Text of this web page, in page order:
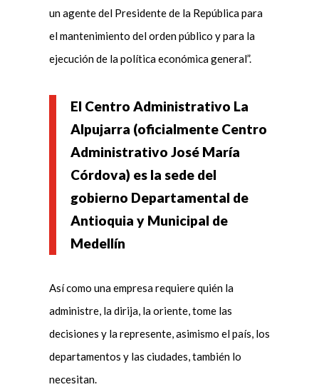
un agente del Presidente de la República para
el mantenimiento del orden público y para la
ejecución de la política económica general”.
El Centro Administrativo La
Alpujarra (oficialmente Centro
Administrativo José María
Córdova) es la sede del
gobierno Departamental de
Antioquia y Municipal de
Medellín
Así como una empresa requiere quién la
administre, la dirija, la oriente, tome las
decisiones y la represente, asimismo el país, los
departamentos y las ciudades, también lo
necesitan.